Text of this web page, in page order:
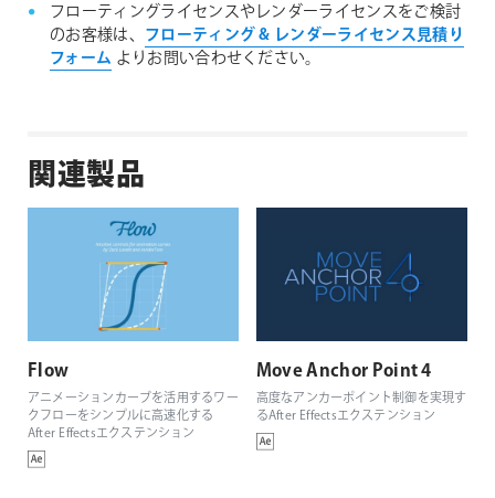
フローティングライセンスやレンダーライセンスをご検討
のお客様は、 フローティング & レンダーライセンス見積り
フォーム よりお問い合わせください。
関連製品
Flow
アニメーションカーブを活用するワー
クフローをシンプルに高速化する
After Effectsエクステンション
Move Anchor Point 4
高度なアンカーポイント制御を実現す
るAfter Effectsエクステンション